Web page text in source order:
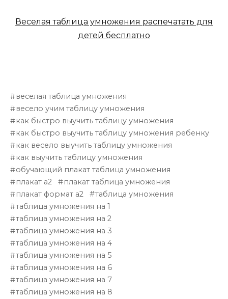
Веселая таблица умножения распечатать для
детей бесплатно
веселая таблица умножения
весело учим таблицу умножения
как быстро выучить таблицу умножения
как быстро выучить таблицу умножения ребенку
как весело выучить таблицу умножения
как выучить таблицу умножения
обучающий плакат таблица умножения
плакат а2
плакат таблица умножения
плакат формат а2
таблица умножения
таблица умножения на 1
таблица умножения на 2
таблица умножения на 3
таблица умножения на 4
таблица умножения на 5
таблица умножения на 6
таблица умножения на 7
таблица умножения на 8